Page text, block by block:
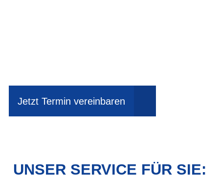
Jetzt Termin vereinbaren
UNSER SERVICE FÜR SIE: